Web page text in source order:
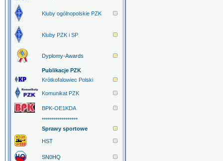
Kluby ogólnopolskie PZK
Kluby PZK i SP
Dyplomy-Awards
Publikacje PZK
Krótkofalowiec Polski
Komunikat PZK
BPK-OE1KDA
******************
Sprawy sportowe
HST
SN0HQ